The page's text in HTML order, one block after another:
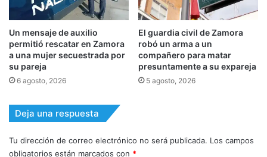
Un mensaje de auxilio
permitió rescatar en Zamora
a una mujer secuestrada por
su pareja
6 agosto, 2026
El guardia civil de Zamora
robó un arma a un
compañero para matar
presuntamente a su expareja
5 agosto, 2026
Deja una respuesta
Tu dirección de correo electrónico no será publicada. Los campos
obligatorios están marcados con *